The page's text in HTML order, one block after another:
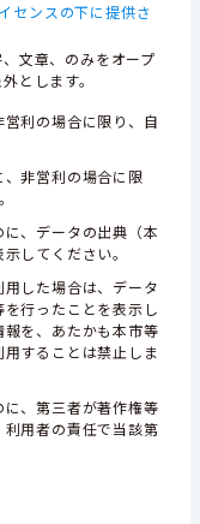
センスの下に提供さ
文章、のみをオープ
とします。
利の場合に限り、自
非営利の場合に限
、データの出典（本
してください。
した場合は、データ
行ったことを表示し
を、あたかも本市等
することは禁止しま
、第三者が著作権等
用者の責任で当該第